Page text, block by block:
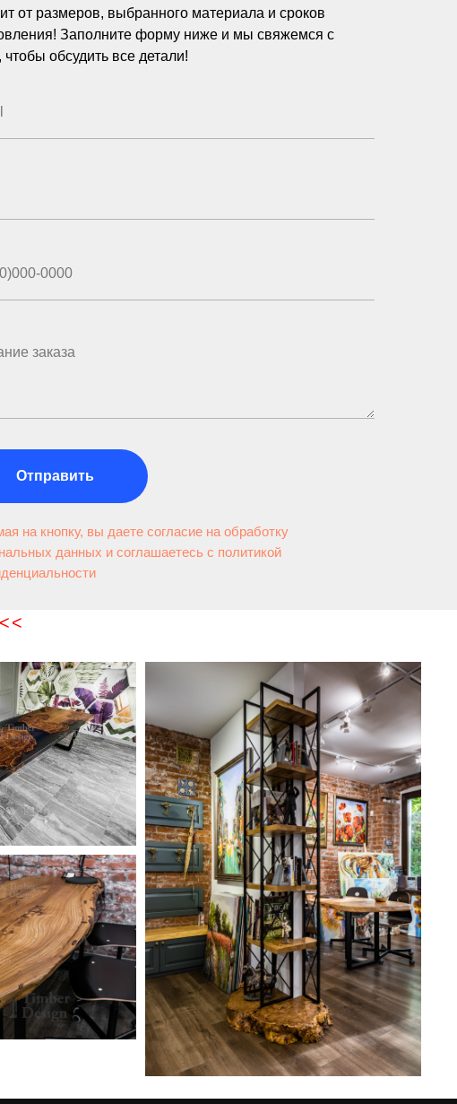
от размеров, выбранного материала и сроков
Заполните форму ниже и мы свяжемся с
обсудить все детали!
Отправить
на кнопку, вы даете согласие на обработку
данных и соглашаетесь c политикой